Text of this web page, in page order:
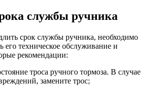
службы ручника
срок службы ручника, необходимо
его техническое обслуживание и
рекомендации:
троса ручного тормоза. В случае
замените трос;